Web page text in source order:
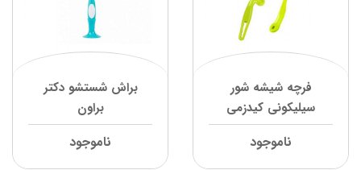
فرچه شیشه شور
سیلیکونی کیدزمی
ناموجود
براش شستشو دکتر
براون
ناموجود